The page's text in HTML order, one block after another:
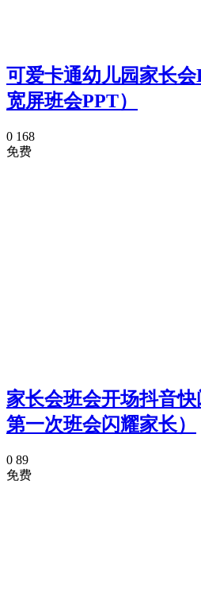
可爱卡通幼儿园家长
宽屏班会PPT）
0 168
免费
家长会班会开场抖音
第一次班会闪耀家长）
0 89
免费